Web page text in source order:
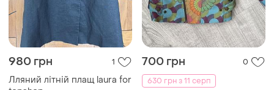
Лляний літній плащ laura for
topshop
L
630 грн з 11 серп
Desigual
Бомбер desigual стильний
і ще 1